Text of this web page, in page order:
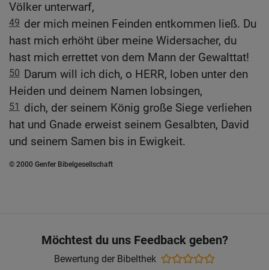
Völker unterwarf,
49 der mich meinen Feinden entkommen ließ. Du
hast mich erhöht über meine Widersacher, du
hast mich errettet von dem Mann der Gewalttat!
50 Darum will ich dich, o HERR, loben unter den
Heiden und deinem Namen lobsingen,
51
dich, der seinem König große Siege verliehen
hat und Gnade erweist seinem Gesalbten, David
und seinem Samen bis in Ewigkeit.
© 2000 Genfer Bibelgesellschaft
Möchtest du uns Feedback geben?
Bewertung der Bibelthek